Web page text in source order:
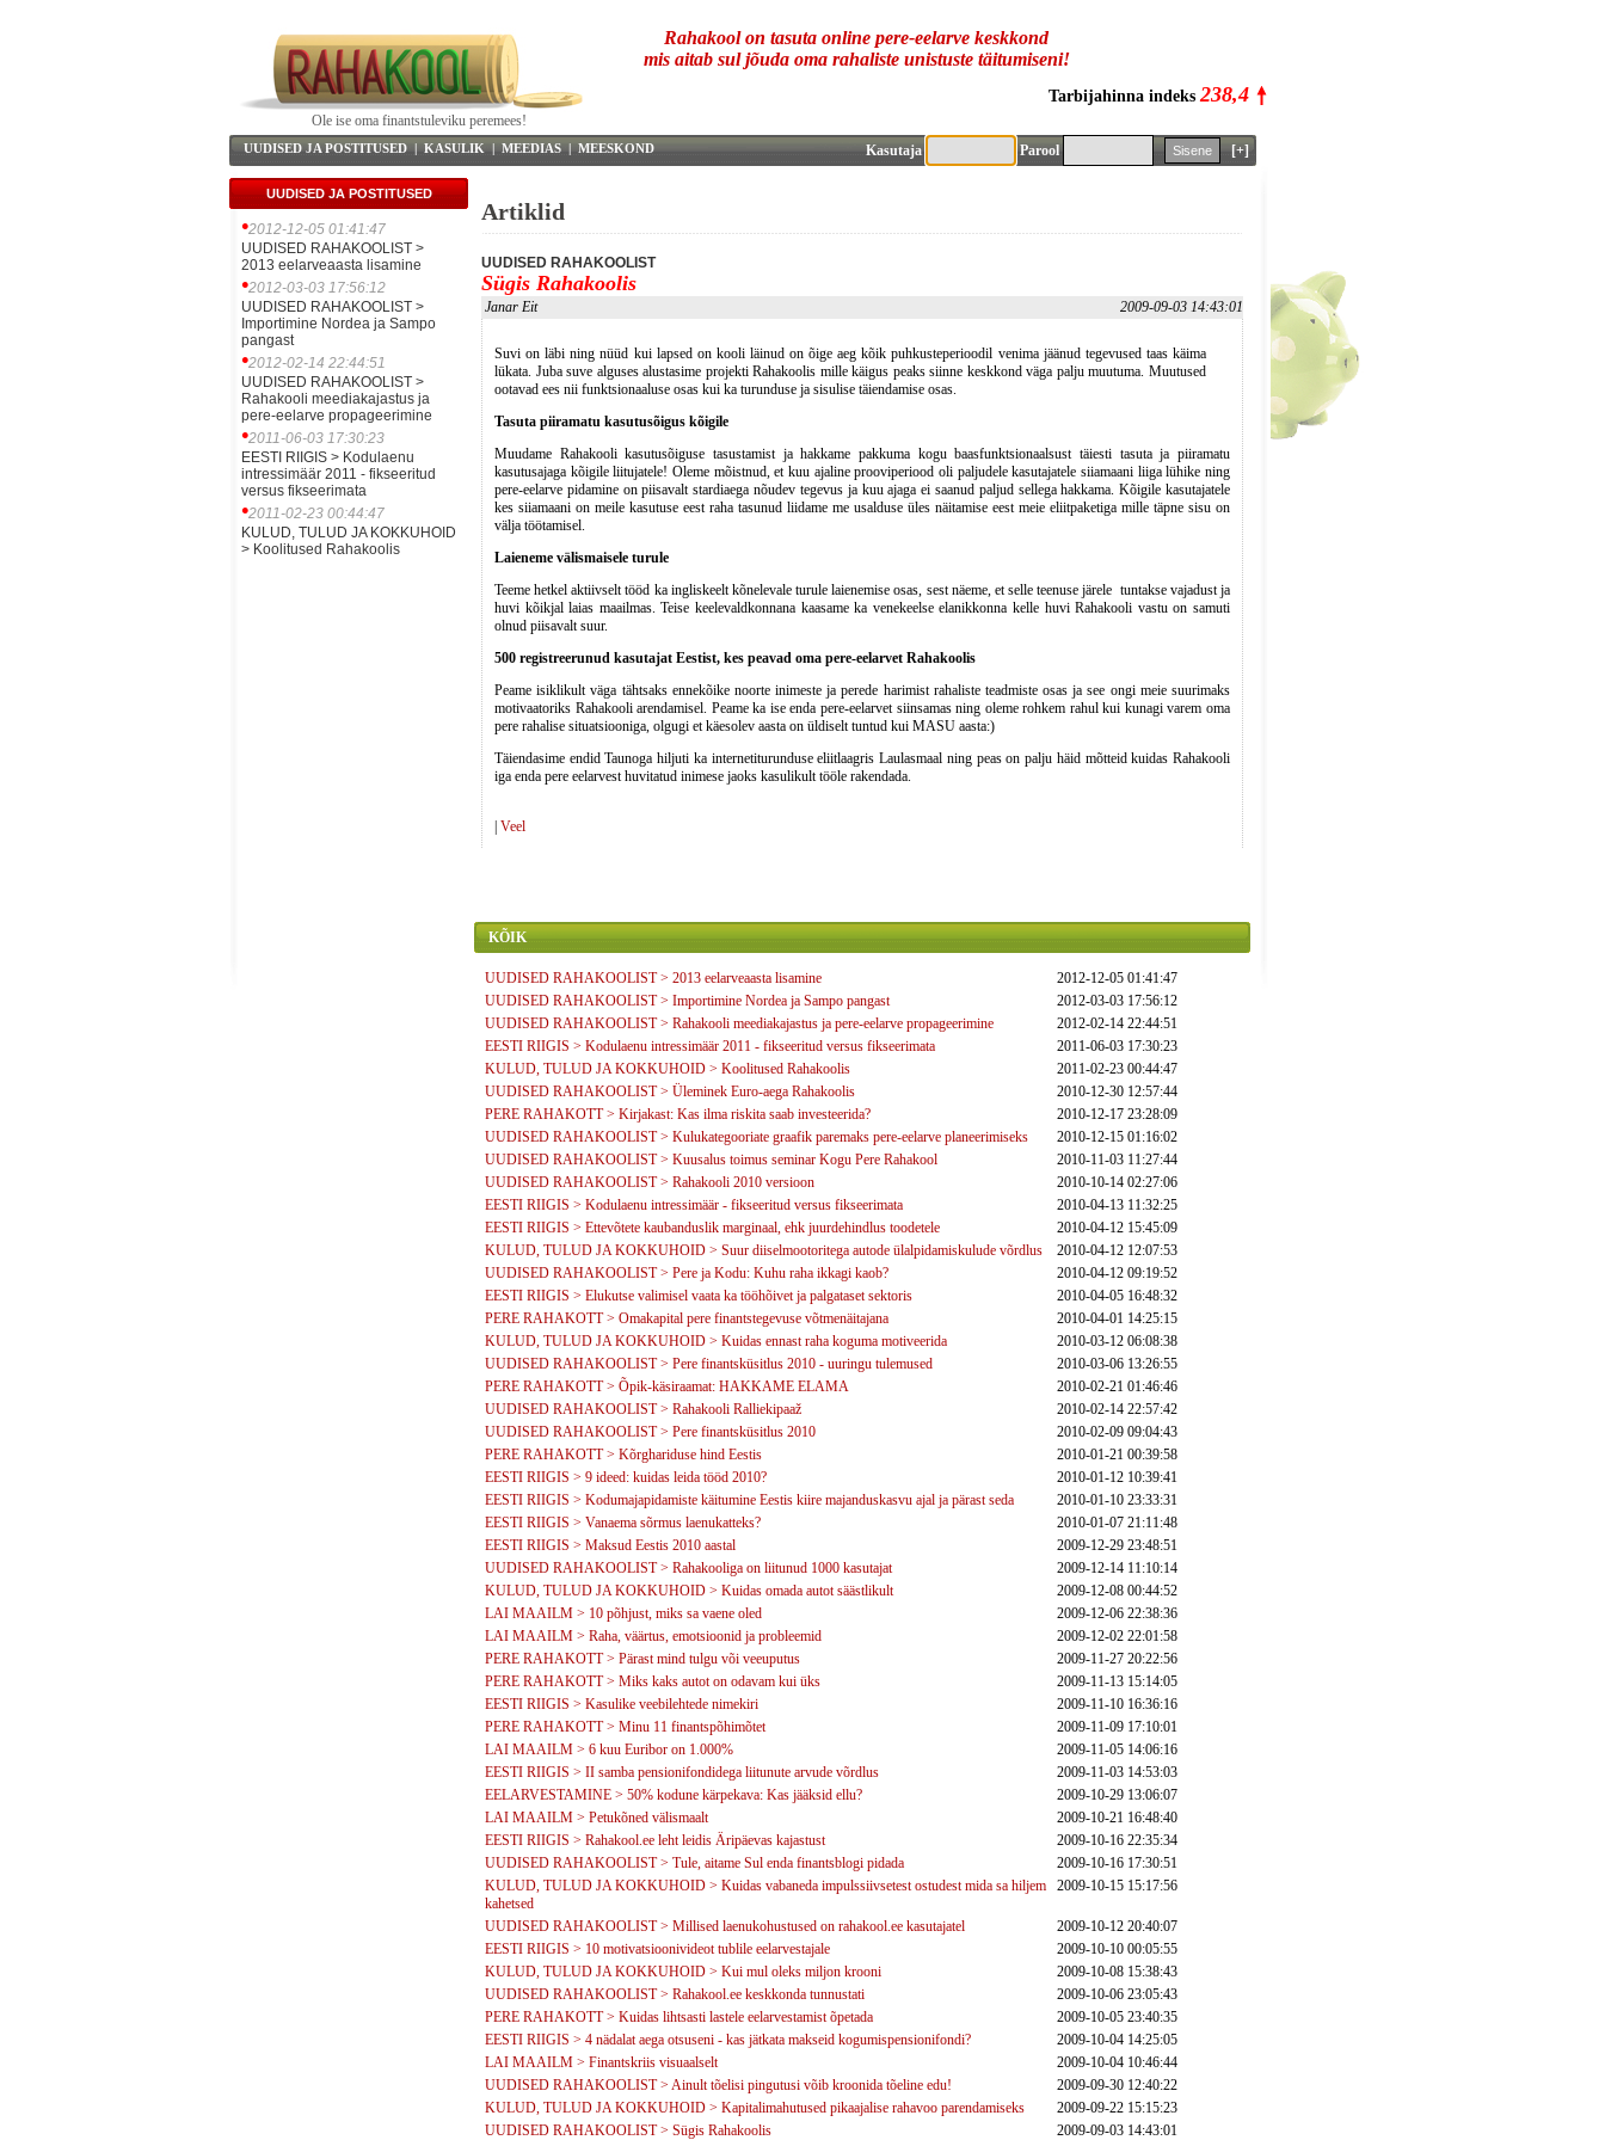
Ole ise oma finantstuleviku peremees!
Rahakool on tasuta online pere-eelarve keskkond
mis aitab sul jõuda oma rahaliste unistuste täitumiseni!
Tarbijahinna indeks 238,4
UUDISED JA POSTITUSED | KASULIK | MEEDIAS | MEESKOND Kasutaja Parool [+]
UUDISED JA POSTITUSED
•2012-12-05 01:41:47
UUDISED RAHAKOOLIST >
2013 eelarveaasta lisamine
•2012-03-03 17:56:12
UUDISED RAHAKOOLIST >
Importimine Nordea ja Sampo
pangast
•2012-02-14 22:44:51
UUDISED RAHAKOOLIST >
Rahakooli meediakajastus ja
pere-eelarve propageerimine
•2011-06-03 17:30:23
EESTI RIIGIS > Kodulaenu
intressimäär 2011 - fikseeritud
versus fikseerimata
•2011-02-23 00:44:47
KULUD, TULUD JA KOKKUHOID
> Koolitused Rahakoolis
Artiklid
UUDISED RAHAKOOLIST
Sügis Rahakoolis
Janar Eit 2009-09-03 14:43:01
Suvi on läbi ning nüüd kui lapsed on kooli läinud on õige aeg kõik puhkusteperioodil venima jäänud tegevused taas käima
lükata. Juba suve alguses alustasime projekti Rahakoolis mille käigus peaks siinne keskkond väga palju muutuma. Muutused
ootavad ees nii funktsionaaluse osas kui ka turunduse ja sisulise täiendamise osas.
Tasuta piiramatu kasutusõigus kõigile
Muudame Rahakooli kasutusõiguse tasustamist ja hakkame pakkuma kogu baasfunktsionaalsust täiesti tasuta ja piiramatu
kasutusajaga kõigile liitujatele! Oleme mõistnud, et kuu ajaline prooviperiood oli paljudele kasutajatele siiamaani liiga lühike ning
pere-eelarve pidamine on piisavalt stardiaega nõudev tegevus ja kuu ajaga ei saanud paljud sellega hakkama. Kõigile kasutajatele
kes siiamaani on meile kasutuse eest raha tasunud liidame me usalduse üles näitamise eest meie eliitpaketiga mille täpne sisu on
välja töötamisel.
Laieneme välismaisele turule
Teeme hetkel aktiivselt tööd ka ingliskeelt kõnelevale turule laienemise osas, sest näeme, et selle teenuse järele tuntakse vajadust ja
huvi kõikjal laias maailmas. Teise keelevaldkonnana kaasame ka venekeelse elanikkonna kelle huvi Rahakooli vastu on samuti
olnud piisavalt suur.
500 registreerunud kasutajat Eestist, kes peavad oma pere-eelarvet Rahakoolis
Peame isiklikult väga tähtsaks ennekõike noorte inimeste ja perede harimist rahaliste teadmiste osas ja see ongi meie suurimaks
motivaatoriks Rahakooli arendamisel. Peame ka ise enda pere-eelarvet siinsamas ning oleme rohkem rahul kui kunagi varem oma
pere rahalise situatsiooniga, olgugi et käesolev aasta on üldiselt tuntud kui MASU aasta:)
Täiendasime endid Taunoga hiljuti ka internetiturunduse eliitlaagris Laulasmaal ning peas on palju häid mõtteid kuidas Rahakooli
iga enda pere eelarvest huvitatud inimese jaoks kasulikult tööle rakendada.
Veel
KÕIK
UUDISED RAHAKOOLIST > 2013 eelarveaasta lisamine
2012-12-05 01:41:47
UUDISED RAHAKOOLIST > Importimine Nordea ja Sampo pangast
2012-03-03 17:56:12
UUDISED RAHAKOOLIST > Rahakooli meediakajastus ja pere-eelarve propageerimine
2012-02-14 22:44:51
EESTI RIIGIS > Kodulaenu intressimäär 2011 - fikseeritud versus fikseerimata
2011-06-03 17:30:23
KULUD, TULUD JA KOKKUHOID > Koolitused Rahakoolis
2011-02-23 00:44:47
UUDISED RAHAKOOLIST > Üleminek Euro-aega Rahakoolis
2010-12-30 12:57:44
PERE RAHAKOTT > Kirjakast: Kas ilma riskita saab investeerida?
2010-12-17 23:28:09
UUDISED RAHAKOOLIST > Kulukategooriate graafik paremaks pere-eelarve planeerimiseks
2010-12-15 01:16:02
UUDISED RAHAKOOLIST > Kuusalus toimus seminar Kogu Pere Rahakool
2010-11-03 11:27:44
UUDISED RAHAKOOLIST > Rahakooli 2010 versioon
2010-10-14 02:27:06
EESTI RIIGIS > Kodulaenu intressimäär - fikseeritud versus fikseerimata
2010-04-13 11:32:25
EESTI RIIGIS > Ettevõtete kaubanduslik marginaal, ehk juurdehindlus toodetele
2010-04-12 15:45:09
KULUD, TULUD JA KOKKUHOID > Suur diiselmootoritega autode ülalpidamiskulude võrdlus
2010-04-12 12:07:53
UUDISED RAHAKOOLIST > Pere ja Kodu: Kuhu raha ikkagi kaob?
2010-04-12 09:19:52
EESTI RIIGIS > Elukutse valimisel vaata ka tööhõivet ja palgataset sektoris
2010-04-05 16:48:32
PERE RAHAKOTT > Omakapital pere finantstegevuse võtmenäitajana
2010-04-01 14:25:15
KULUD, TULUD JA KOKKUHOID > Kuidas ennast raha koguma motiveerida
2010-03-12 06:08:38
UUDISED RAHAKOOLIST > Pere finantsküsitlus 2010 - uuringu tulemused
2010-03-06 13:26:55
PERE RAHAKOTT > Õpik-käsiraamat: HAKKAME ELAMA
2010-02-21 01:46:46
UUDISED RAHAKOOLIST > Rahakooli Ralliekipaaž
2010-02-14 22:57:42
UUDISED RAHAKOOLIST > Pere finantsküsitlus 2010
2010-02-09 09:04:43
PERE RAHAKOTT > Kõrghariduse hind Eestis
2010-01-21 00:39:58
EESTI RIIGIS > 9 ideed: kuidas leida tööd 2010?
2010-01-12 10:39:41
EESTI RIIGIS > Kodumajapidamiste käitumine Eestis kiire majanduskasvu ajal ja pärast seda
2010-01-10 23:33:31
EESTI RIIGIS > Vanaema sõrmus laenukatteks?
2010-01-07 21:11:48
EESTI RIIGIS > Maksud Eestis 2010 aastal
2009-12-29 23:48:51
UUDISED RAHAKOOLIST > Rahakooliga on liitunud 1000 kasutajat
2009-12-14 11:10:14
KULUD, TULUD JA KOKKUHOID > Kuidas omada autot säästlikult
2009-12-08 00:44:52
LAI MAAILM > 10 põhjust, miks sa vaene oled
2009-12-06 22:38:36
LAI MAAILM > Raha, väärtus, emotsioonid ja probleemid
2009-12-02 22:01:58
PERE RAHAKOTT > Pärast mind tulgu või veeuputus
2009-11-27 20:22:56
PERE RAHAKOTT > Miks kaks autot on odavam kui üks
2009-11-13 15:14:05
EESTI RIIGIS > Kasulike veebilehtede nimekiri
2009-11-10 16:36:16
PERE RAHAKOTT > Minu 11 finantspõhimõtet
2009-11-09 17:10:01
LAI MAAILM > 6 kuu Euribor on 1.000%
2009-11-05 14:06:16
EESTI RIIGIS > II samba pensionifondidega liitunute arvude võrdlus
2009-11-03 14:53:03
EELARVESTAMINE > 50% kodune kärpekava: Kas jääksid ellu?
2009-10-29 13:06:07
LAI MAAILM > Petukõned välismaalt
2009-10-21 16:48:40
EESTI RIIGIS > Rahakool.ee leht leidis Äripäevas kajastust
2009-10-16 22:35:34
UUDISED RAHAKOOLIST > Tule, aitame Sul enda finantsblogi pidada
2009-10-16 17:30:51
KULUD, TULUD JA KOKKUHOID > Kuidas vabaneda impulssiivsetest ostudest mida sa hiljem
kahetsed
2009-10-15 15:17:56
UUDISED RAHAKOOLIST > Millised laenukohustused on rahakool.ee kasutajatel
2009-10-12 20:40:07
EESTI RIIGIS > 10 motivatsioonivideot tublile eelarvestajale
2009-10-10 00:05:55
KULUD, TULUD JA KOKKUHOID > Kui mul oleks miljon krooni
2009-10-08 15:38:43
UUDISED RAHAKOOLIST > Rahakool.ee keskkonda tunnustati
2009-10-06 23:05:43
PERE RAHAKOTT > Kuidas lihtsasti lastele eelarvestamist õpetada
2009-10-05 23:40:35
EESTI RIIGIS > 4 nädalat aega otsuseni - kas jätkata makseid kogumispensionifondi?
2009-10-04 14:25:05
LAI MAAILM > Finantskriis visuaalselt
2009-10-04 10:46:44
UUDISED RAHAKOOLIST > Ainult tõelisi pingutusi võib kroonida tõeline edu!
2009-09-30 12:40:22
KULUD, TULUD JA KOKKUHOID > Kapitalimahutused pikaajalise rahavoo parendamiseks
2009-09-22 15:15:23
UUDISED RAHAKOOLIST > Sügis Rahakoolis
2009-09-03 14:43:01